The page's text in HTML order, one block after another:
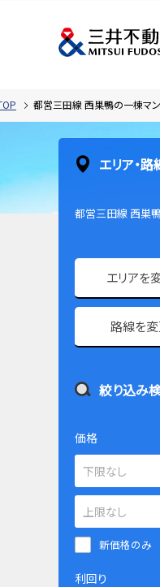
都営三田線 西巣鴨の一棟マ
エリア・路
都営三田線 西巣
エリアを
路線を
絞り込み
価格
新価格のみ
利回り